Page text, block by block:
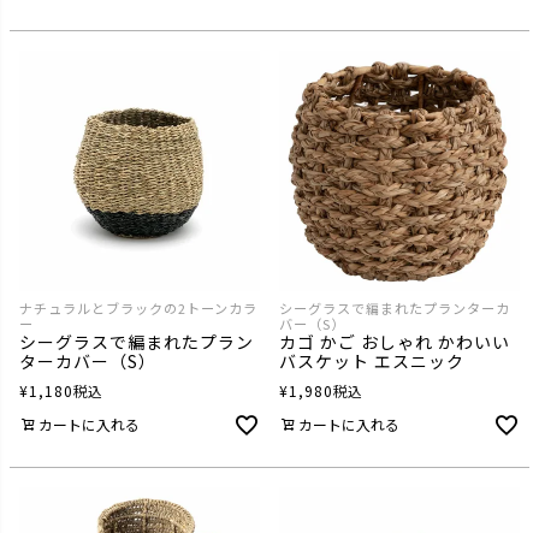
ナチュラルとブラックの2トーンカラ
ー
シーグラスで編まれたプラン
ターカバー（S）
¥1,180税込
カートに入れる
シーグラスで編まれたプランターカ
バー（S）
カゴ かご おしゃれ かわいい
バスケット エスニック
¥1,980税込
カートに入れる